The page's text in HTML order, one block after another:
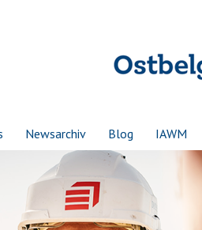
Newsarchiv Blog IAWM